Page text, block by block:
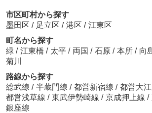
市区町村から探す
墨田区 / 足立区 / 港区 / 江東区
町名から探す
緑 / 江東橋 / 太平 / 両国 / 石原 / 本所 / 向
菊川
路線から探す
総武線 / 半蔵門線 / 都営新宿線 / 都営大
都営浅草線 / 東武伊勢崎線 / 京成押上線 /
銀座線